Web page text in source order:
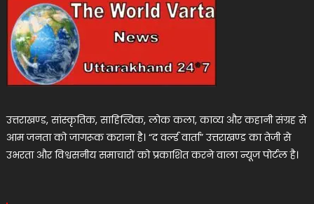
उत्तराखण्ड, सांस्कृतिक, साहित्यिक, लोक कला, काव्य और कहानी संग्रह से
आम जनता को जागरूक कराना है। “द वर्ल्ड वार्ता” उत्तराखण्ड का तेजी से
उभरता और विश्वसनीय समाचारों को प्रकाशित करने वाला न्यूज पोर्टल है।